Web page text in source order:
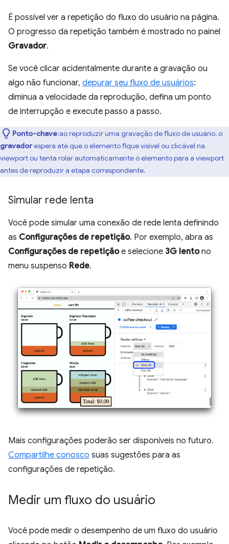
É possível ver a repetição do fluxo do usuário na página.
O progresso da repetição também é mostrado no painel
Gravador.
Se você clicar acidentalmente durante a gravação ou
algo não funcionar, depurar seu fluxo de usuários:
diminua a velocidade da reprodução, defina um ponto
de interrupção e execute passo a passo.
Ponto-chave:ao reproduzir uma gravação de fluxo de usuário, o
gravadorespera até que o elemento fique visível ou clicável na
viewport ou tenta rolar automaticamente o elemento para a viewport
antes de reproduzir a etapa correspondente.
Simular rede lenta
Você pode simular uma conexão de rede lenta definindo
as Configurações de repetição. Por exemplo, abra as
Configurações de repetiçãoe selecione 3G lentono
menu suspenso Rede.
Mais configurações poderão ser disponíveis no futuro.
Compartilhe conosco suas sugestões para as
configurações de repetição.
Medir um fluxo do usuário
Você pode medir o desempenho de um fluxo do usuário